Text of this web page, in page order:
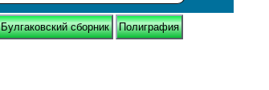
Булгаковский сборник Полиграфия